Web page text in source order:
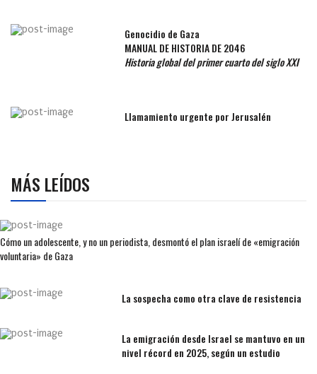
Genocidio de Gaza
MANUAL DE HISTORIA DE 2046
Historia global del primer cuarto del siglo XXI
Llamamiento urgente por Jerusalén
MÁS LEÍDOS
Cómo un adolescente, y no un periodista, desmontó el plan israelí de «emigración
voluntaria» de Gaza
La sospecha como otra clave de resistencia
La emigración desde Israel se mantuvo en un
nivel récord en 2025, según un estudio